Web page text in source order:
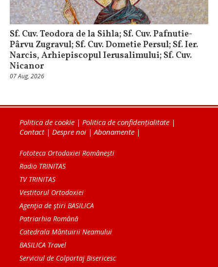
Sf. Cuv. Teodora de la Sihla; Sf. Cuv. Pafnutie-
Pârvu Zugravul; Sf. Cuv. Dometie Persul; Sf. Ier.
Narcis, Arhiepiscopul Ierusalimului; Sf. Cuv.
Nicanor
07 Aug, 2026
Politica de cookie | Politica de confidențialitate |
Contact| Despre noi | Abonamente |
Fototeca Ortodoxiei Românești
Radio TRINITAS
TV TRINITAS
Vestitorul Ortodoxiei
Agenţia de ştiri BASILICA
Patriarhia Română
Catedrala Mântuirii Neamului
BASILICA Travel
Serviciul de Colportaj Bisericesc